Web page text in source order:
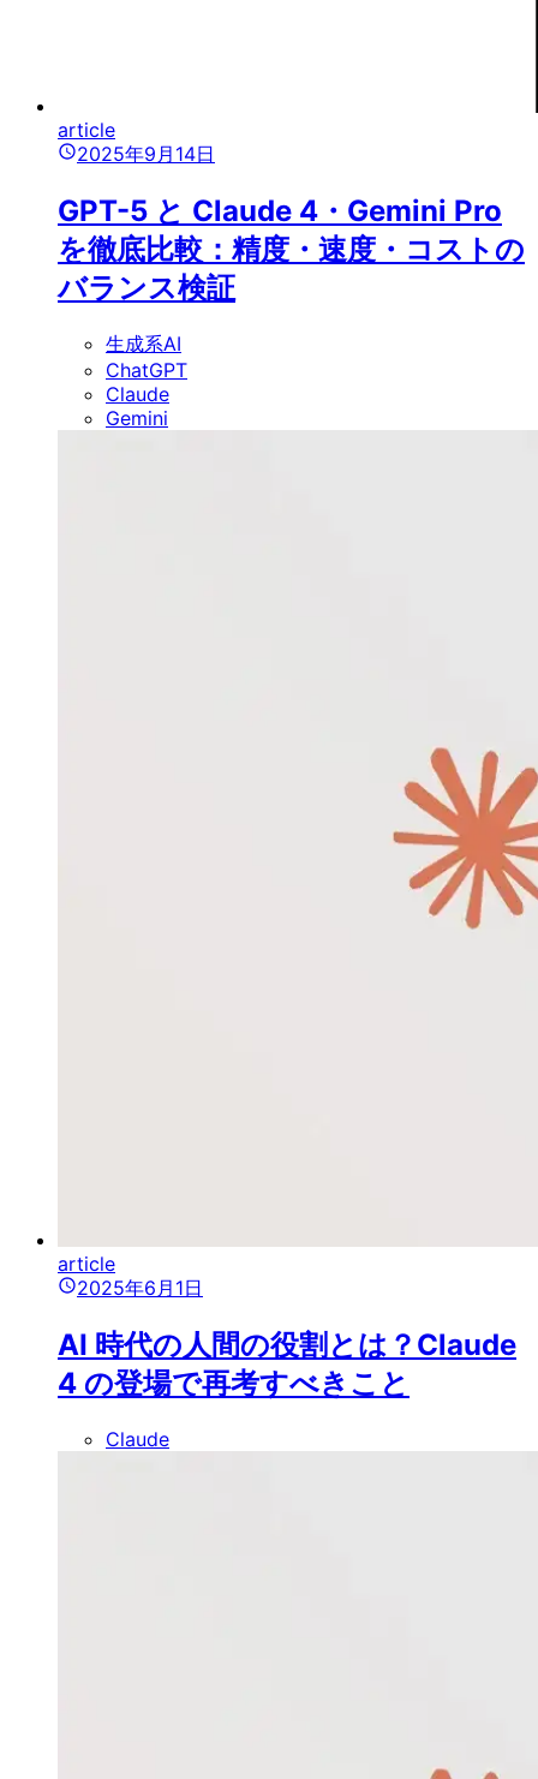
article
2025年9月14日
GPT-5 と Claude 4・Gemini Pro
を徹底比較：精度・速度・コストの
バランス検証
生成系AI
ChatGPT
Claude
Gemini
article
2025年6月1日
AI 時代の人間の役割とは？Claude
4 の登場で再考すべきこと
Claude